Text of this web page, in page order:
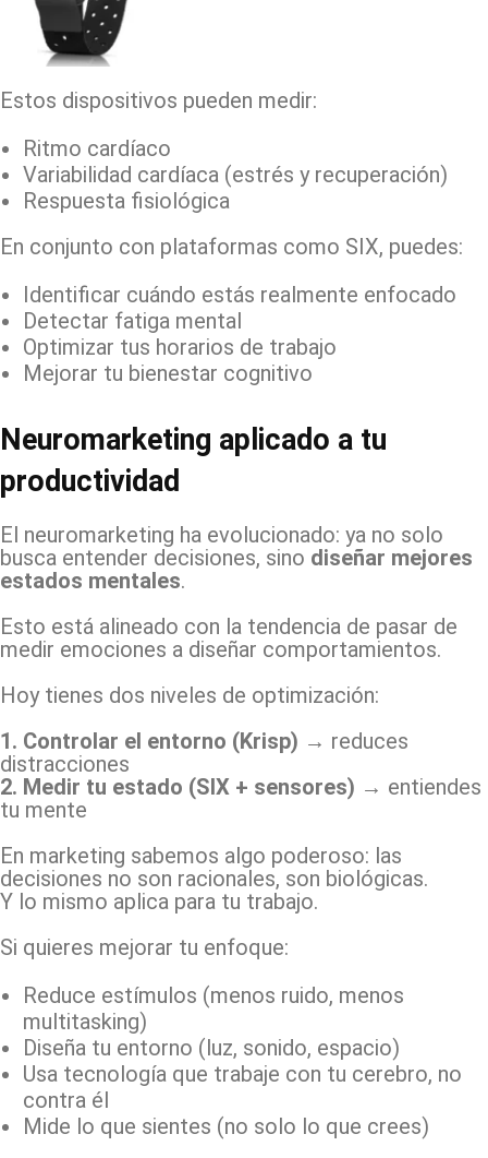
Estos dispositivos pueden medir:
Ritmo cardíaco
Variabilidad cardíaca (estrés y recuperación)
Respuesta fisiológica
En conjunto con plataformas como SIX, puedes:
Identificar cuándo estás realmente enfocado
Detectar fatiga mental
Optimizar tus horarios de trabajo
Mejorar tu bienestar cognitivo
Neuromarketing aplicado a tu
productividad
El neuromarketing ha evolucionado: ya no solo
busca entender decisiones, sino diseñar mejores
estados mentales.
Esto está alineado con la tendencia de pasar de
medir emociones a diseñar comportamientos.
Hoy tienes dos niveles de optimización:
1. Controlar el entorno (Krisp) → reduces
distracciones
2. Medir tu estado (SIX + sensores) → entiendes
tu mente
En marketing sabemos algo poderoso: las
decisiones no son racionales, son biológicas.
Y lo mismo aplica para tu trabajo.
Si quieres mejorar tu enfoque:
Reduce estímulos (menos ruido, menos
multitasking)
Diseña tu entorno (luz, sonido, espacio)
Usa tecnología que trabaje con tu cerebro, no
contra él
Mide lo que sientes (no solo lo que crees)